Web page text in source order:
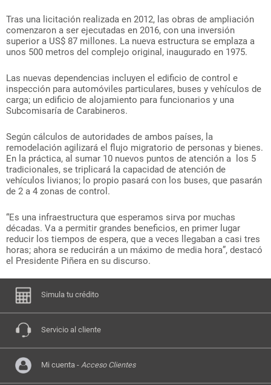
Tras una licitación realizada en 2012, las obras de ampliación
comenzaron a ser ejecutadas en 2016, con una inversión
superior a US$ 87 millones. La nueva estructura se emplaza a
unos 500 metros del complejo original, inaugurado en 1975.
Las nuevas dependencias incluyen el edificio de control e
inspección para automóviles particulares, buses y vehículos de
carga; un edificio de alojamiento para funcionarios y una
Subcomisaría de Carabineros.
Según cálculos de autoridades de ambos países, la
remodelación agilizará el flujo migratorio de personas y bienes.
En la práctica, al sumar 10 nuevos puntos de atención a los 5
tradicionales, se triplicará la capacidad de atención de
vehículos livianos; lo propio pasará con los buses, que pasarán
de 2 a 4 zonas de control.
“Es una infraestructura que esperamos sirva por muchas
décadas. Va a permitir grandes beneficios, en primer lugar
reducir los tiempos de espera, que a veces llegaban a casi tres
horas; ahora se reducirán a un máximo de media hora”, destacó
el Presidente Piñera en su discurso.
Simula tu crédito
Servicio al cliente
Mi cuenta - Acceso Clientes